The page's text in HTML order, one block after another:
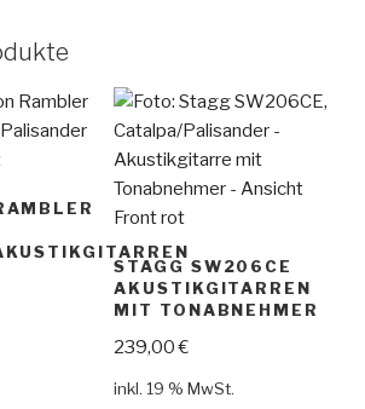
STAGG SW206CE
AKUSTIKGITARREN
MIT TONABNEHMER
239,00€
inkl. 19 % MwSt.